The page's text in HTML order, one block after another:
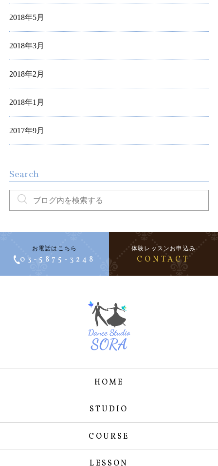
2018年5月
2018年3月
2018年2月
2018年1月
2017年9月
Search
お電話はこちら
03-5875-3248
体験レッスンお申込み
CONTACT
HOME
STUDIO
COURSE
LESSON